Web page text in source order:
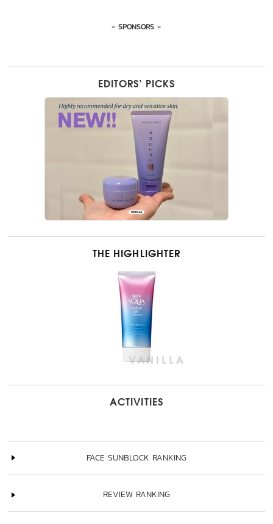
- SPONSORS -
EDITORS’ PICKS
THE HIGHLIGHTER
ACTIVITIES
FACE SUNBLOCK RANKING
REVIEW RANKING